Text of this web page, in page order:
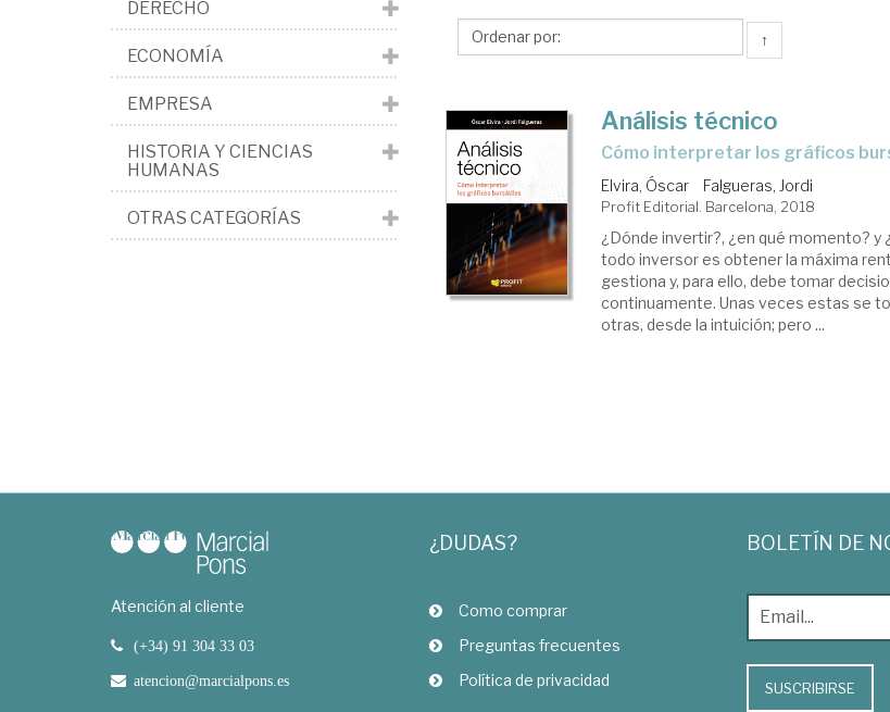
↑
Análisis técnico
cómo interpretar los gráficos
Elvira, Óscar Falgueras, Jordi
Profit Editorial. Barcelona, 2018
¿Dónde invertir?, ¿en qué momento? y
todo inversor es obtener la máxima
gestiona y, para ello, debe tomar
continuamente. Unas veces estas se
otras, desde la intuición; pero ...
DERECHO
ECONOMÍA
EMPRESA
HISTORIA Y CIENCIAS
HUMANAS
OTRAS CATEGORÍAS
Atención al cliente
(+34) 91 304 33 03
atencion@marcialpons.es
¿DUDAS?
Como comprar
Preguntas frecuentes
Política de privacidad
BOLETÍN DE
SUSCRIBIRSE